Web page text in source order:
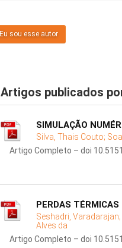
Eu sou esse autor
Artigos publicados
SIMULAÇÃO
Silva, Thais Couto;
Artigo Completo – doi
PERDAS
Seshadri, Varadarajan;
Alves da
Artigo Completo – doi